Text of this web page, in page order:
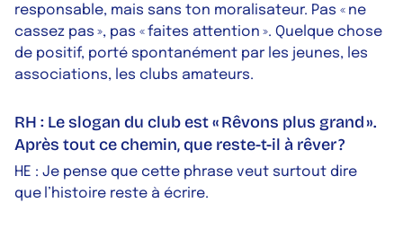
responsable, mais sans ton moralisateur. Pas « ne
cassez pas », pas « faites attention ». Quelque chose
de positif, porté spontanément par les jeunes, les
associations, les clubs amateurs.
RH : Le slogan du club est « Rêvons plus grand ».
Après tout ce chemin, que reste-t-il à rêver ?
HE : Je pense que cette phrase veut surtout dire
que l’histoire reste à écrire.